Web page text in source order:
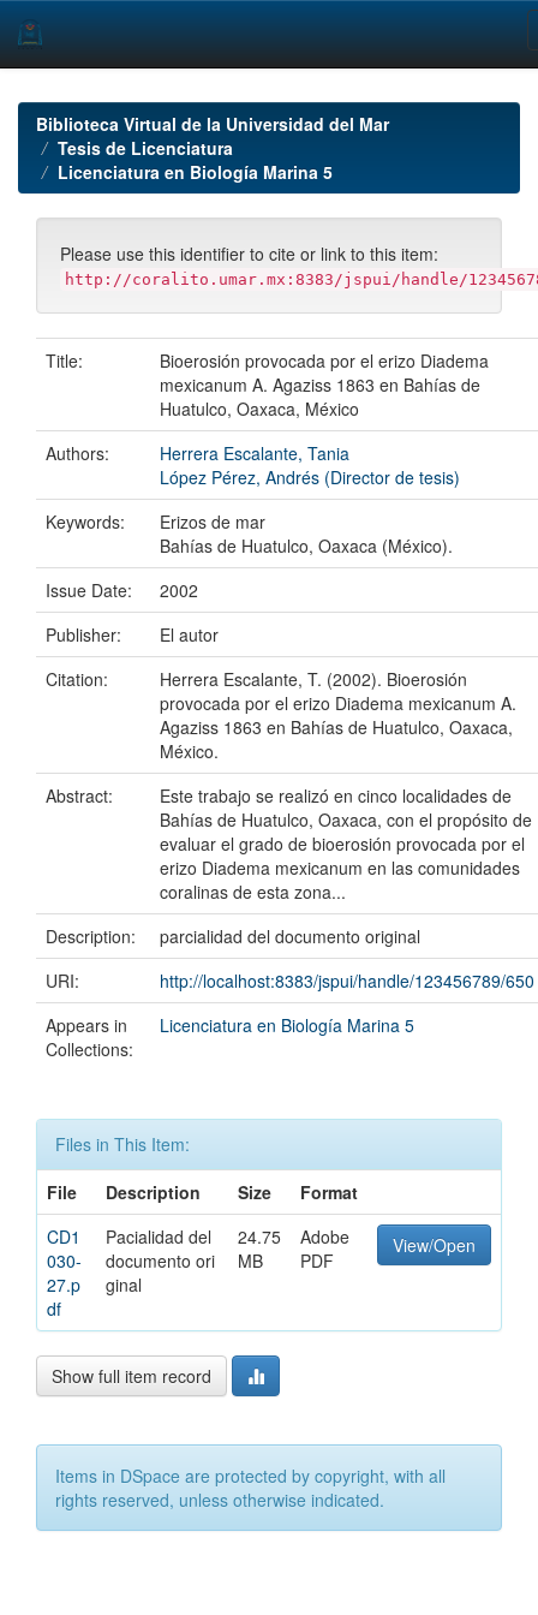
navigationBiblioteca Virtual de la Universidad del Mar
Tesis de Licenciatura
Licenciatura en Biología Marina 5
Please use this identifier to cite or link to this item:
http://coralito.umar.mx:8383/jspui/handle/
Title:
Bioerosión provocada por el erizo Diadema
mexicanum A. Agaziss 1863 en Bahías de
Huatulco, Oaxaca, México
Authors:
Herrera Escalante, Tania
López Pérez, Andrés (Director de tesis)
Keywords:
Erizos de mar
Bahías de Huatulco, Oaxaca (México).
Issue Date:
2002
Publisher:
El autor
Citation:
Herrera Escalante, T. (2002). Bioerosión
provocada por el erizo Diadema mexicanum A.
Agaziss 1863 en Bahías de Huatulco, Oaxaca,
México.
Abstract:
Este trabajo se realizó en cinco localidades de
Bahías de Huatulco, Oaxaca, con el propósito de
evaluar el grado de bioerosión provocada por el
erizo Diadema mexicanum en las comunidades
coralinas de esta zona...
Description:
parcialidad del documento original
URI:
http://localhost:8383/jspui/handle/123456789/650
Appears in
Collections:
Licenciatura en Biología Marina 5
Files in This Item:
File
Description Size
Format
CD1
030-
27.p
df
Pacialidad del
documento ori
ginal
24.75
MB
Adobe
PDF
View/Open
Show full item record
Items in DSpace are protected by copyright, with all
rights reserved, unless otherwise indicated.